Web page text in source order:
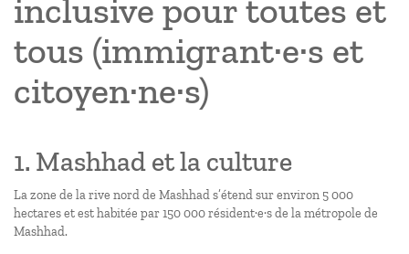
inclusive pour toutes et
tous (immigrant·e·s et
citoyen·ne·s)
1. Mashhad et la culture
La zone de la rive nord de Mashhad s’étend sur environ 5 000
hectares et est habitée par 150 000 résident·e·s de la métropole de
Mashhad.